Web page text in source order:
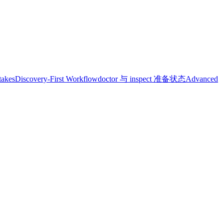
Discovery-First Workflowdoctor 与 inspect 准备状态Advanced